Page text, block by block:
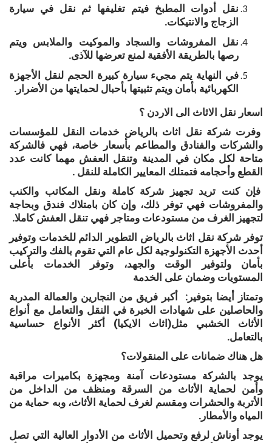
نقل أدوات المطبخ فيتم تغليفها ثم نقل في سيارة
الزجاج والانتيكات.
نقل المفروشات والسجاد والموكيت والملابس ويتم
رصها بالطريقة الأفقية لمنع تعرضها للآذى.
في النهاية يتم مجيء سيارة كبيرة الحجم لنقل الأجهزة
الكهربائية بأمان ويتم تثبيتها بأحبال لحمايتها من الأضرار.
اسعار نقل الاثاث الى الاردن ؟
وفرت شركة نقل اثاث بالرياض خدمات النقل للمؤسسات
والشركات والفنادق والمطاعم بأسعار خاصة، فهي فالشركة
متاحة لكل مكان في المدينة وتنقل العفش مهما كانت عدد
القطع وأحجامه فتمتلك المعايير الكاملة للنقل .
فإن كنت تريد تجهيز شركة كاملة ونقل المكاتب والكنب
والمفروشات فهي توفر ذلك، وإن كان بامتلاك فندق وبحاجة
لتجهيز الغرف من مستودعات ومتاجر فهي تنقل العفش كاملا.
توفر شركة نقل اثاث بالرياض التطوير الدائم للخدمات وتوفير
أحدث الأجهزة التكنولوجية لكل عام التي تقوم بالفك والتركيب
بأمان ولتوفير الوقت والجهد، وتوفر الخدمات بأعلى
المستويات وضمان على الخدمة
وتمتاز أيضا بتوفير: أكبر فريق من النجارين والعمالة المدربة
والحاصلين على شهادات الخبرة في النقل والتعامل مع أنواع
الأثاث الخشبي مثل(اثاث الايكيا) أكثر الأنواع حساسية
بالتعامل.
هل هناك ضمانات على المنقولات؟
يوجد بالشركة مستودعات آمنة ومجهزة بكاميرات مراقبة
وأمن لحماية الأثاث من السرقة ومنظف من الداخل من
الأتربة والحشرات ومقسم لغرف لحماية الأثاث، وبه حماية من
المياه والأمطار.
يوجد أوناش لرفع وتحميل الأثاث من الأدوار العالية التي تصل